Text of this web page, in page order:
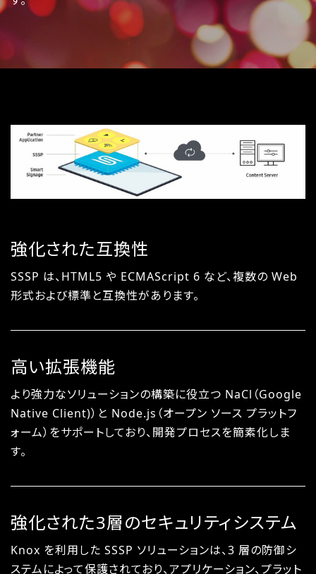
強化された互換性
SSSP は、HTML5 や ECMAScript 6 など、複数の Web
形式および標準と互換性があります。
高い拡張機能
より強力なソリューションの構築に役立つ NaCl（Google
Native Client)）と Node.js（オープン ソース プラットフ
ォーム）をサポートしており、開発プロセスを簡素化しま
す。
強化された3層のセキュリティシステム
Knox を利用した SSSP ソリューションは、3 層の防御シ
ステムによって保護されており、アプリケーション、プラット